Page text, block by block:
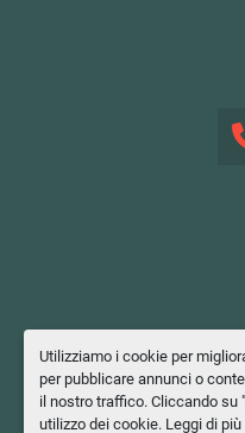
Utilizziamo i cookie per
per pubblicare annunci o
il nostro traffico. Cliccando su
utilizzo dei cookie. Leggi di